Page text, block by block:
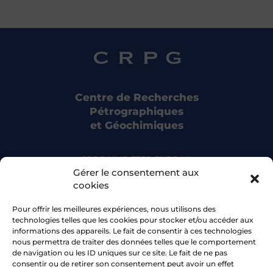
Gérer le consentement aux
cookies
Pour offrir les meilleures expériences, nous utilisons des
technologies telles que les cookies pour stocker et/ou accéder aux
informations des appareils. Le fait de consentir à ces technologies
nous permettra de traiter des données telles que le comportement
de navigation ou les ID uniques sur ce site. Le fait de ne pas
consentir ou de retirer son consentement peut avoir un effet
Centre de Recherches
Pétrographiques
et Géochimiques
CRPG UMR 7358 CNRS-UL
15 rue Notre Dame des Pauvres
54500 Vandoeuvre-lès-Nancy
Bluesky
Facebook